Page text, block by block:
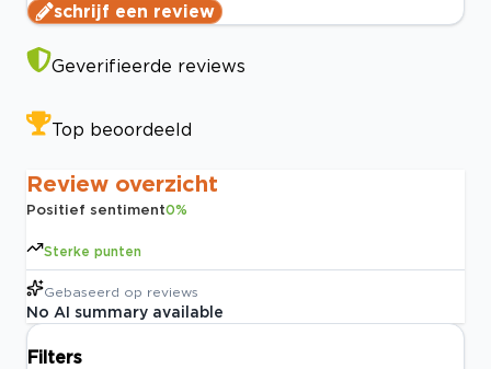
schrijf een review
Geverifieerde reviews
Top beoordeeld
Review overzicht
Positief sentiment0%
Sterke punten
Gebaseerd op reviews
No AI summary available
Filters